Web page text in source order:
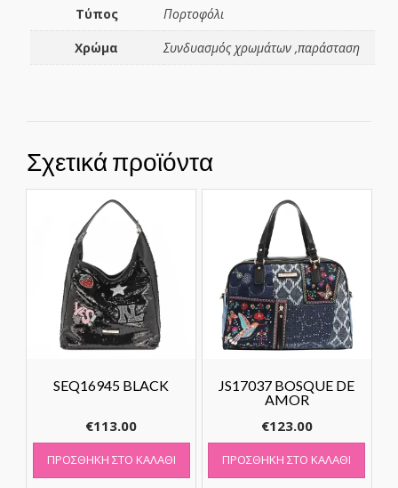
Τύπος
Πορτοφόλι
Χρώμα
Συνδυασμός χρωμάτων ,παράσταση
Σχετικά προϊόντα
SEQ16945 BLACK
€113.00
ΠΡΟΣΘΉΚΗ ΣΤΟ ΚΑΛΆΘΙ
JS17037 BOSQUE DE
AMOR
€123.00
ΠΡΟΣΘΉΚΗ ΣΤΟ ΚΑΛΆΘΙ